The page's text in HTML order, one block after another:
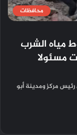
محافظات
مياه الشرب
مسئولا
مركز ومدينة أبو